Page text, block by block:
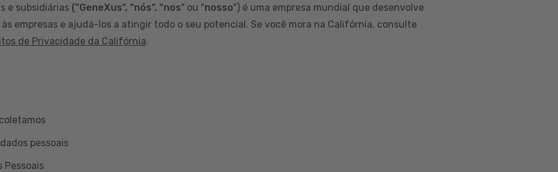
e subsidiárias ("GeneXus", "nós", "nos" ou "nosso") é uma empresa mundial que desenvolve
empresas e ajudá-los a atingir todo o seu potencial. Se você mora na Califórnia, consulte
de Privacidade da Califórnia.
pessoais
Pessoais